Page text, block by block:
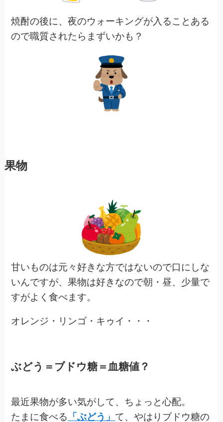
焼酎の後に、夜のウォーキングが入ることある
ので職質されたらまずいかも？
果物
甘いものは元々好きな方ではないので口にしな
いんですが、果物は好きなので朝・昼、少量で
すがよく食べます。
オレンジ・リンゴ・キゥイ・・・
ぶどう＝ブドウ糖＝血糖値？
最近果物が多い気がして、ちょっと心配。
たまに食べる
「ぶどう」 て、やはりブドウ糖の